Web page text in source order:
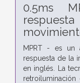
0.5ms
MPRT - es un
respuesta de la
en inglés. La